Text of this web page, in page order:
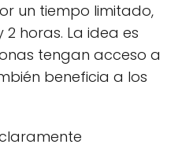
un tiempo limitado,
horas. La idea es
tengan acceso a
beneficia a los